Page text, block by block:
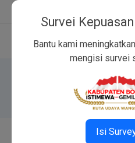
404
Survei
Bantu kami
mengisi survei
Isi